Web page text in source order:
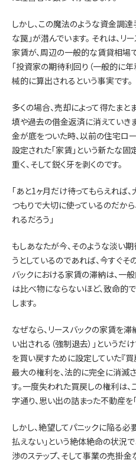
しかし、この魔法のような資金調
な罠」が潜んでいます。 それは、リ
家賃が、周辺の一般的な賃貸相場
「投資家の期待利回り（一般的に
械的に算出されるという事実です。
多くの場合、売却によって得たま
填や過去の借金返済に消えていき
金が底をついた時、以前の住宅ロ
設定された「家賃」という新たな固
重く、そして鋭く牙を剥くのです。
「あと1ヶ月だけ待ってもらえれば
つもりで大切に使っているのだか
れるだろう」
もしあなたが今、そのような淡い
うとしているのであれば、今すぐそ
バックにおける家賃の滞納は、一
は比べ物にならないほど、致命的
します。
なぜなら、リースバックの家賃を滞
い出される（強制退去）」という
を買い戻すために設定していた『買
最大の権利を、法的に完全に消滅
す。一度失われた買戻しの権利は
字通り、思い出の詰まった不動産を
しかし、絶望してパニックに陥る必
払えない」という絶体絶命の状況
渉のステップ、そして事業の売掛